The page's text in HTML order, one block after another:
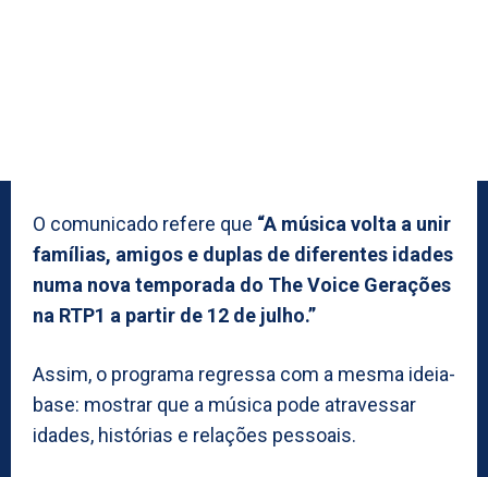
O comunicado refere que “A música volta a unir
famílias, amigos e duplas de diferentes idades
numa nova temporada do The Voice Gerações
na RTP1 a partir de 12 de julho.”
Assim, o programa regressa com a mesma ideia-
base: mostrar que a música pode atravessar
idades, histórias e relações pessoais.